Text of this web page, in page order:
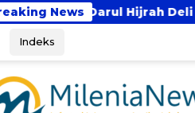
News
Deli Serdang
Indeks